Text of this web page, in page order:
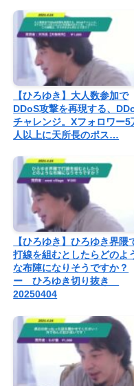
【ひろゆき】大人数参加で
DDoS攻撃を再現する、
チャレンジ。Xフォロワー5
人以上に天所長のポス…
【ひろゆき】ひろゆき界隈
打線を組むとしたらどのよ
な布陣になりそうですか？
ー ひろゆき切り抜き
20250404